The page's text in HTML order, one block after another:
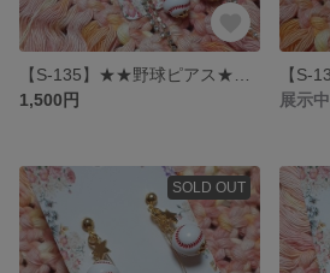
1,500円
展示中
SOLD OUT